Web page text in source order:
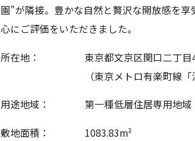
園"が隣接。豊かな自然と贅沢な開放感を
心にご評価をいただきました。
所在地：
東京都文京区関口二丁目
（東京メトロ有楽町線
用途地域： 第一種低層住居専用地域
敷地面積： 1083.83m²